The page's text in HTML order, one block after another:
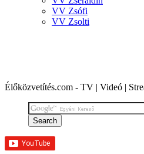
VV Zsófi
VV Zsolti
Élőközvetítés.com - TV | Videó |